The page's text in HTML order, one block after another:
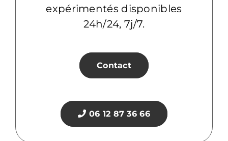
expérimentés disponibles
24h/24, 7j/7.
Contact
06 12 87 36 66